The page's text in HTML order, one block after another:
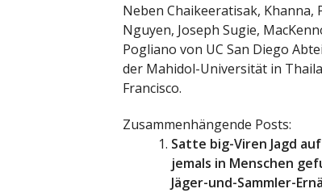
Neben Chaikeeratisak,
Nguyen, Joseph Sugie,
Pogliano von UC San Diego
der Mahidol-Universität in
Francisco.
Zusammenhängende Posts:
Satte big-Viren Jagd
jemals in Menschen
Jäger-und-Sammler-